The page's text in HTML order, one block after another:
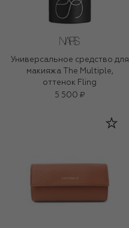
Универсальное средство для
макияжа The Multiple,
оттенок Fling
5 500 ₽